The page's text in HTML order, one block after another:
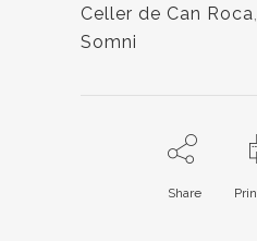
Celler de Can Roca,
Somni
Share